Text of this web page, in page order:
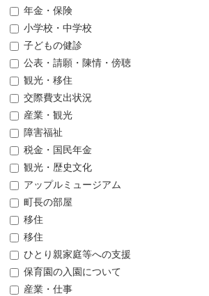
年金・保険
小学校・中学校
子どもの健診
公表・請願・陳情・傍聴
観光・移住
交際費支出状況
産業・観光
障害福祉
税金・国民年金
観光・歴史文化
アップルミュージアム
町長の部屋
移住
移住
ひとり親家庭等への支援
保育園の入園について
産業・仕事